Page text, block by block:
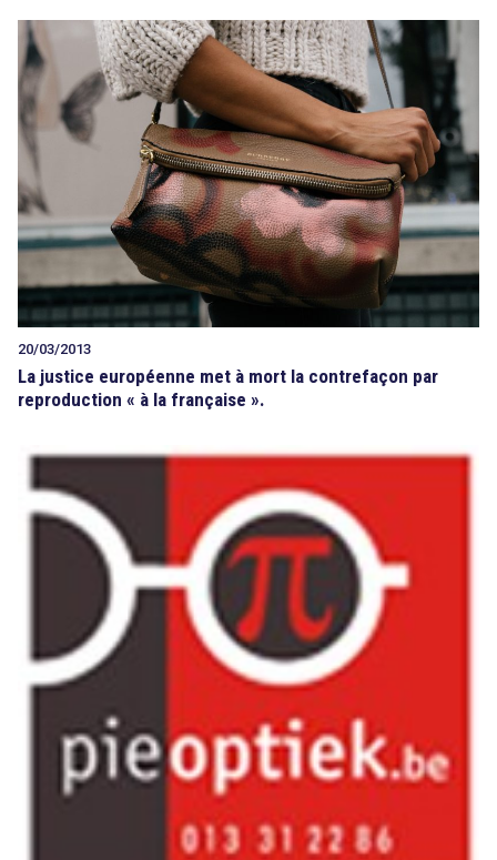
20/03/2013
La justice européenne met à mort la contrefaçon par
reproduction « à la française ».